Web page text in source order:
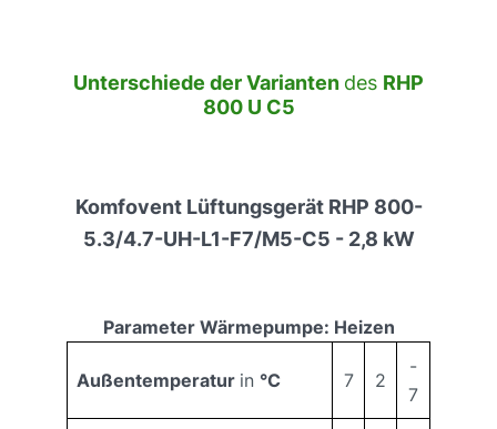
Unterschiede der Varianten des RHP
800 U C5
Komfovent Lüftungsgerät RHP 800-
5.3/4.7-UH-L1-F7/M5-C5 - 2,8 kW
Parameter Wärmepumpe: Heizen
Außentemperatur in °C 7 2
-
7